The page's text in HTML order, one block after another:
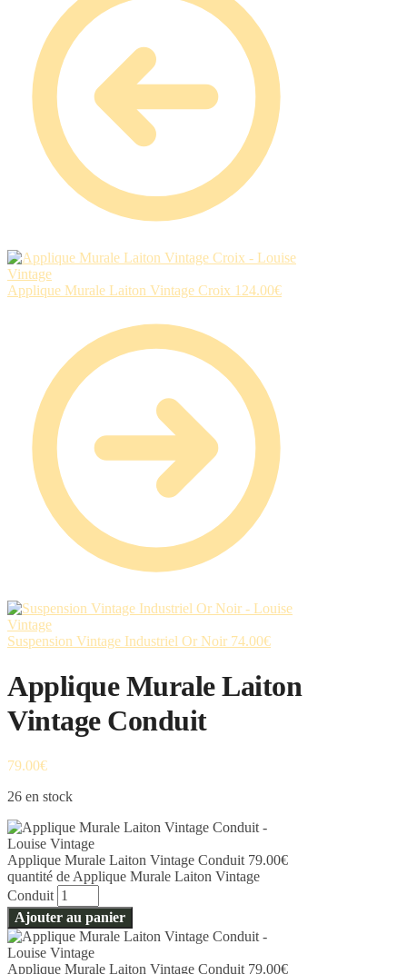
Applique Murale Laiton Vintage Croix 124.00€
Suspension Vintage Industriel Or Noir 74.00€
Applique Murale Laiton
Vintage Conduit
79.00€
26 en stock
Applique Murale Laiton Vintage Conduit 79.00€
quantité de Applique Murale Laiton Vintage
Conduit
Ajouter au panier
Applique Murale Laiton Vintage Conduit 79.00€